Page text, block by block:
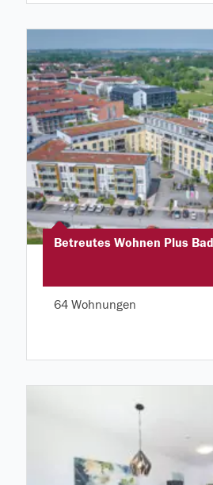
Betreutes Wohnen Plus
64 Wohnungen